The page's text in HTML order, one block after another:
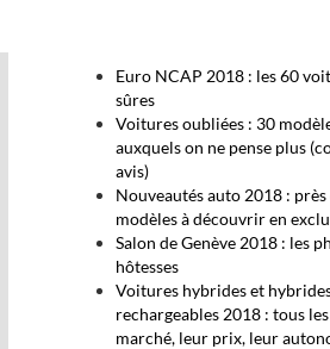
Euro NCAP 2018 : les 60
sûres
Voitures oubliées : 30
auxquels on ne pense plus
avis)
Nouveautés auto 2018 : près
modèles à découvrir en
Salon de Genève 2018 : les
hôtesses
Voitures hybrides et
rechargeables 2018 : tous
marché, leur prix, leur